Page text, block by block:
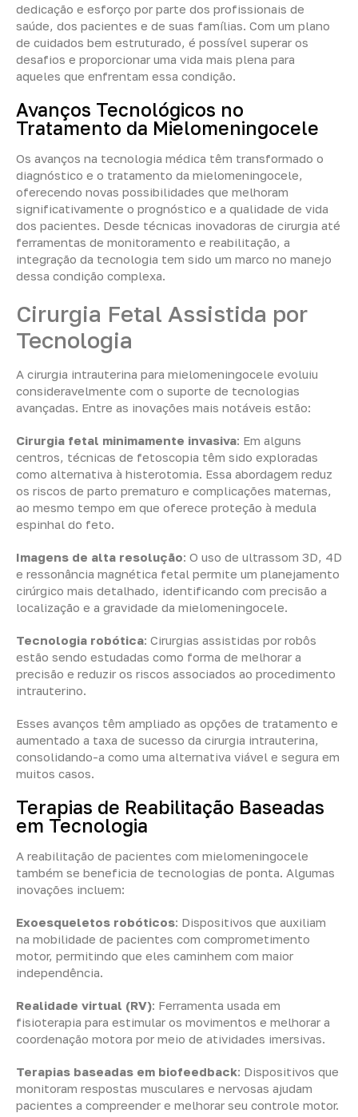
dedicação e esforço por parte dos profissionais de
saúde, dos pacientes e de suas famílias. Com um plano
de cuidados bem estruturado, é possível superar os
desafios e proporcionar uma vida mais plena para
aqueles que enfrentam essa condição.
Avanços Tecnológicos no
Tratamento da Mielomeningocele
Os avanços na tecnologia médica têm transformado o
diagnóstico e o tratamento da mielomeningocele,
oferecendo novas possibilidades que melhoram
significativamente o prognóstico e a qualidade de vida
dos pacientes. Desde técnicas inovadoras de cirurgia até
ferramentas de monitoramento e reabilitação, a
integração da tecnologia tem sido um marco no manejo
dessa condição complexa.
Cirurgia Fetal Assistida por
Tecnologia
A cirurgia intrauterina para mielomeningocele evoluiu
consideravelmente com o suporte de tecnologias
avançadas. Entre as inovações mais notáveis estão:
Cirurgia fetal minimamente invasiva: Em alguns
centros, técnicas de fetoscopia têm sido exploradas
como alternativa à histerotomia. Essa abordagem reduz
os riscos de parto prematuro e complicações maternas,
ao mesmo tempo em que oferece proteção à medula
espinhal do feto.
Imagens de alta resolução: O uso de ultrassom 3D, 4D
e ressonância magnética fetal permite um planejamento
cirúrgico mais detalhado, identificando com precisão a
localização e a gravidade da mielomeningocele.
Tecnologia robótica: Cirurgias assistidas por robôs
estão sendo estudadas como forma de melhorar a
precisão e reduzir os riscos associados ao procedimento
intrauterino.
Esses avanços têm ampliado as opções de tratamento e
aumentado a taxa de sucesso da cirurgia intrauterina,
consolidando-a como uma alternativa viável e segura em
muitos casos.
Terapias de Reabilitação Baseadas
em Tecnologia
A reabilitação de pacientes com mielomeningocele
também se beneficia de tecnologias de ponta. Algumas
inovações incluem:
Exoesqueletos robóticos: Dispositivos que auxiliam
na mobilidade de pacientes com comprometimento
motor, permitindo que eles caminhem com maior
independência.
Realidade virtual (RV): Ferramenta usada em
fisioterapia para estimular os movimentos e melhorar a
coordenação motora por meio de atividades imersivas.
Terapias baseadas em biofeedback: Dispositivos que
monitoram respostas musculares e nervosas ajudam
pacientes a compreender e melhorar seu controle motor.